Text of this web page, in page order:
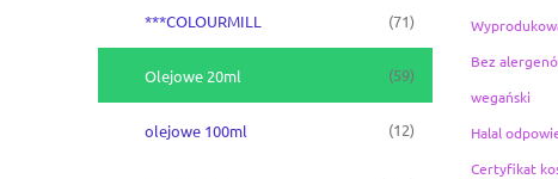
***COLOURMILL (71)
Olejowe 20ml (59)
olejowe 100ml (12)
Bez
wegański
Halal
Certyfikat